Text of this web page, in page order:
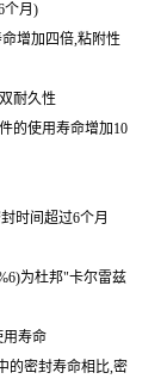
个月)
增加四倍,粘附性
耐久性
的使用寿命增加10
时间超过6个月
为杜邦"卡尔雷兹
用寿命
的密封寿命相比,密